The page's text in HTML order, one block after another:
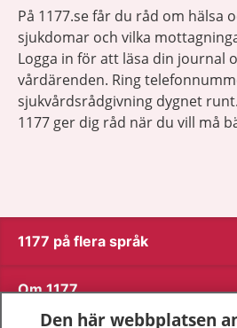
På 1177.se får du råd om hälsa
sjukdomar och vilka
Logga in för att läsa din journal
vårdärenden. Ring
sjukvårdsrådgivning dygnet runt.
1177 ger dig råd när du vill må
1177 på flera språk
Om 1177
Den här webbplatsen